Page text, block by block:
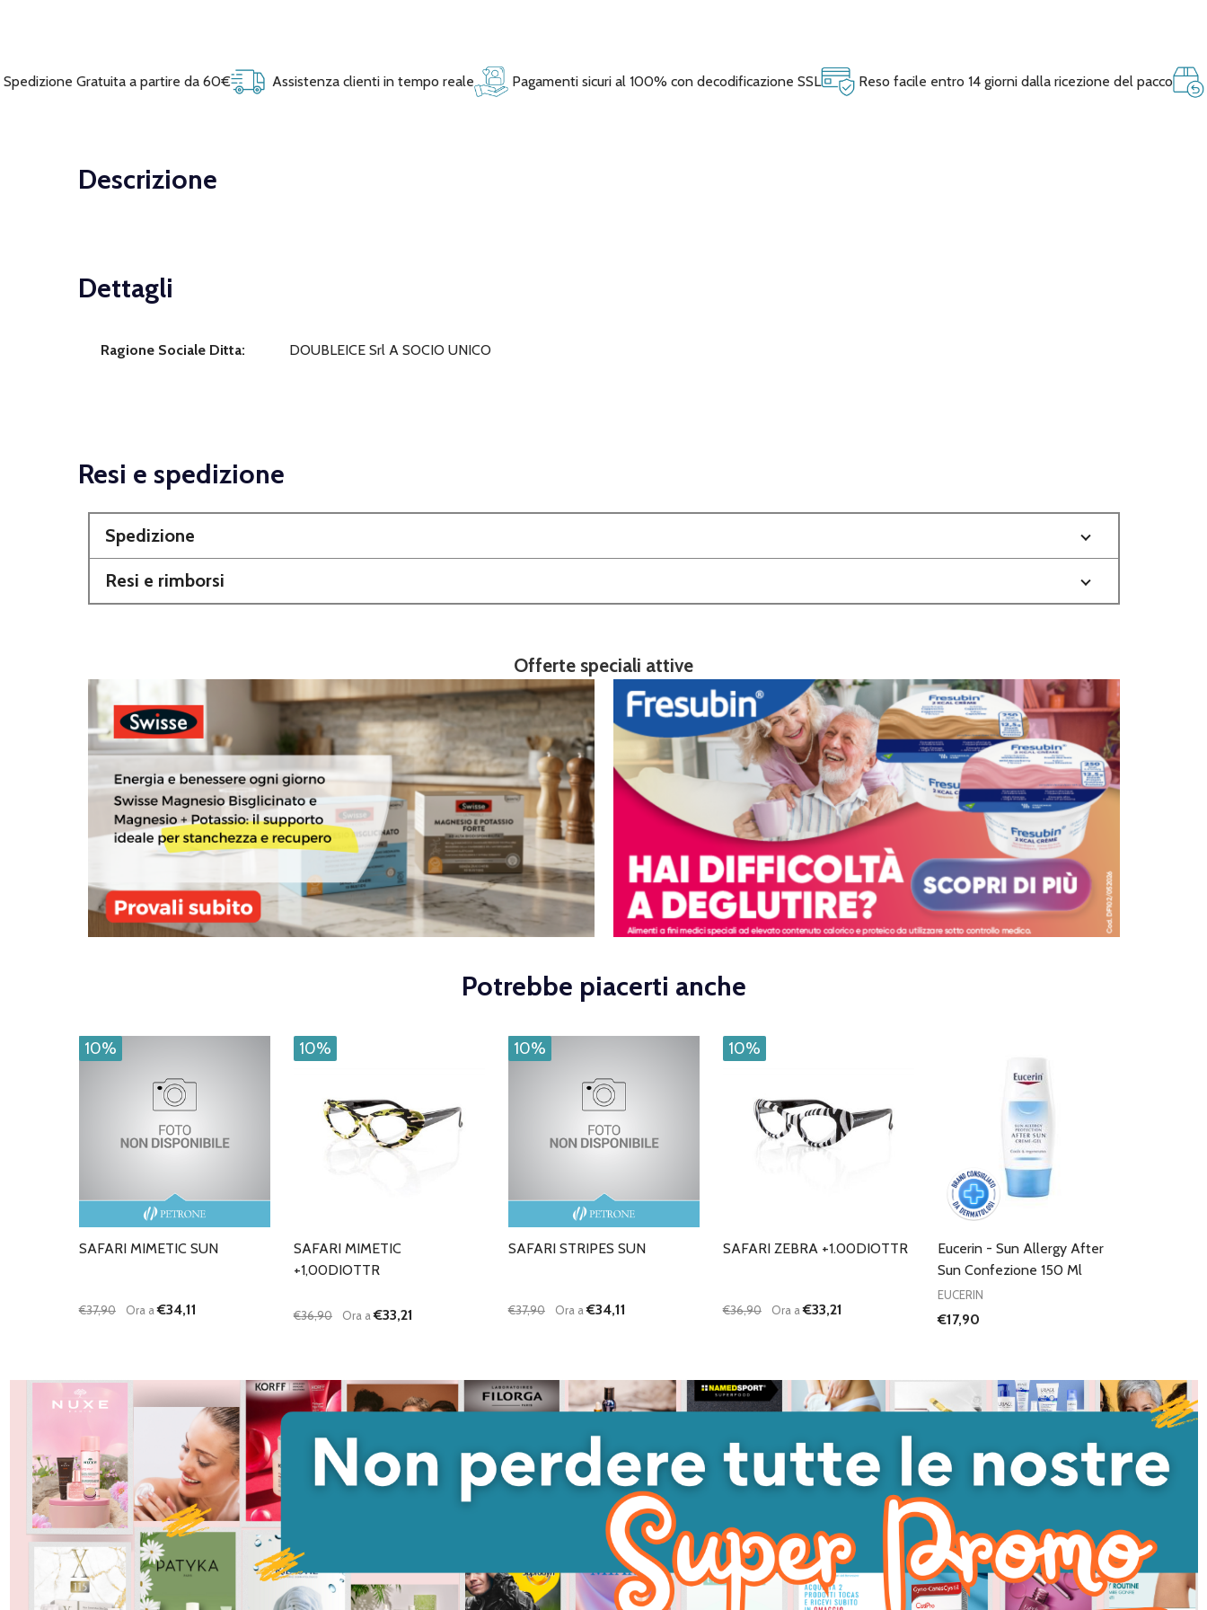
Spedizione Gratuita a partire da 60€ Assistenza clienti in tempo reale Pagamenti sicuri al 100% con decodificazione SSL Reso facile entro 14 giorni dalla ricezione del pacco
Descrizione
Dettagli
Ragione Sociale Ditta: DOUBLEICE Srl A SOCIO UNICO
Resi e spedizione
Spedizione
Resi e rimborsi
Offerte speciali attive
Potrebbe piacerti anche
10%
SAFARI MIMETIC SUN
€37,90 Ora a€34,11
10%
SAFARI MIMETIC
+1,00DIOTTR
€36,90 Ora a€33,21
10%
SAFARI STRIPES SUN
€37,90 Ora a€34,11
10%
SAFARI ZEBRA +1.00DIOTTR
€36,90 Ora a€33,21
Eucerin - Sun Allergy After
Sun Confezione 150 Ml
EUCERIN
€17,90